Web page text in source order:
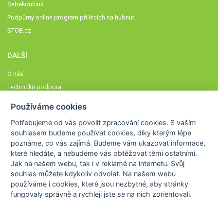
Sebekoučink
Podpůrný online program při lécích na hubnutí
STOB.cz
DALŠÍ
O nás
Technická podpora
Členové STOBklubu
Zásady nakládání s osobními údaji
Otestujte se
Spočítejte si
Výzva 52
Používáme cookies
Potřebujeme od vás povolit zpracování cookies. S vaším
souhlasem budeme používat cookies, díky kterým lépe
poznáme,co vás zajímá. Budeme vám ukazovat informace,
které hledáte, a nebudeme vás obtěžovat těmi ostatními.
Jak na našem webu, tak i v reklamě na internetu. Svůj
souhlas můžete kdykoliv odvolat. Na našem webu
používáme i cookies, které jsou nezbytné, aby stránky
fungovaly správně a rychleji jste se na nich zorientovali.